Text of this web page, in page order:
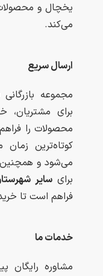
یخچال و محصولات
می‌کند.
ارسال سریع
مجموعه
برای مشتریان،
محصولات را
کوتاه‌ترین
می‌شود و همچنین
برایسایر
فراهم است تا
خدمات ما
مشاوره رایگان